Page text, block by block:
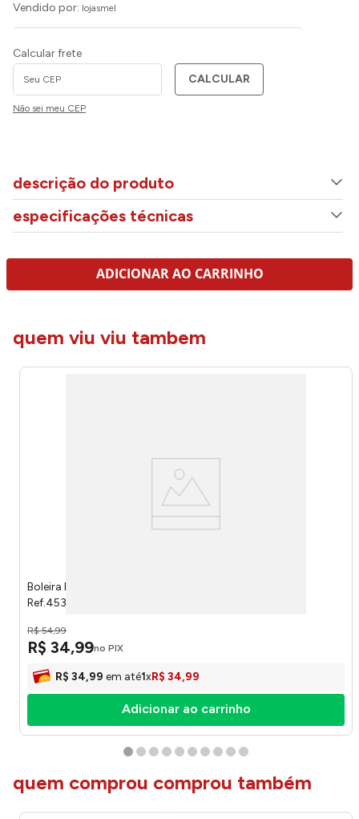
Vendido por: lojasmel
Calcular frete
CALCULAR
Não sei meu CEP
descrição do produto
especificações técnicas
ADICIONAR AO CARRINHO
quem viu viu tambem
Boleira New Gourmet Vidro Com Tampa Bari 32cm
Ref.453201 Ruvolo
R$ 54,99
R$ 34,99no PIX
R$ 34,99 em até1xR$ 34,99
Adicionar ao carrinho
quem comprou comprou também